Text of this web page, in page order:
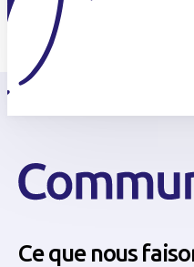
Ce que nous